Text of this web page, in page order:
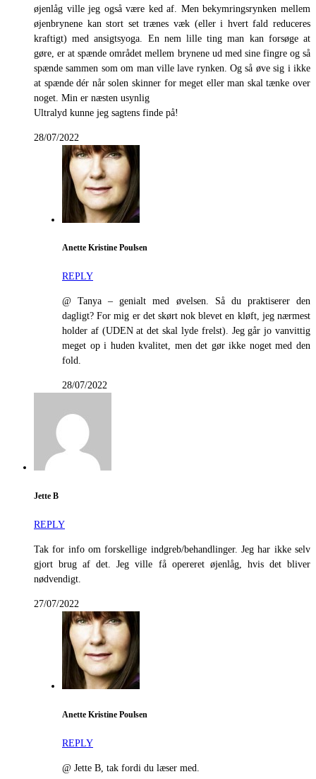
øjenlåg ville jeg også være ked af. Men bekymringsrynken mellem
øjenbrynene kan stort set trænes væk (eller i hvert fald reduceres
kraftigt) med ansigtsyoga. En nem lille ting man kan forsøge at
gøre, er at spænde området mellem brynene ud med sine fingre og så
spænde sammen som om man ville lave rynken. Og så øve sig i ikke
at spænde dér når solen skinner for meget eller man skal tænke over
noget. Min er næsten usynlig
Ultralyd kunne jeg sagtens finde på!
28/07/2022
Anette Kristine Poulsen
REPLY
@ Tanya – genialt med øvelsen. Så du praktiserer den
dagligt? For mig er det skørt nok blevet en kløft, jeg nærmest
holder af (UDEN at det skal lyde frelst). Jeg går jo vanvittig
meget op i huden kvalitet, men det gør ikke noget med den
fold.
28/07/2022
Jette B
REPLY
Tak for info om forskellige indgreb/behandlinger. Jeg har ikke selv
gjort brug af det. Jeg ville få opereret øjenlåg, hvis det bliver
nødvendigt.
27/07/2022
Anette Kristine Poulsen
REPLY
@ Jette B, tak fordi du læser med.